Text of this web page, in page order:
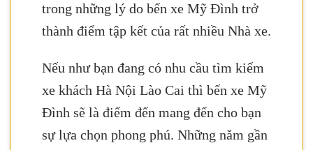
trong những lý do bến xe Mỹ Đình trở
thành điểm tập kết của rất nhiều Nhà xe.
Nếu như bạn đang có nhu cầu tìm kiếm
xe khách Hà Nội Lào Cai thì bến xe Mỹ
Đình sẽ là điểm đến mang đến cho bạn
sự lựa chọn phong phú. Những năm gần